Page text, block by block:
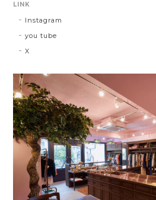
LINK
Instagram
you tube
X